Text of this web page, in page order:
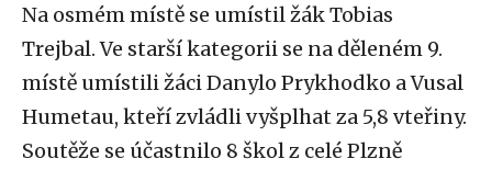
Na osmém místě se umístil žák Tobias
Trejbal. Ve starší kategorii se na děleném 9.
místě umístili žáci Danylo Prykhodko a Vusal
Humetau, kteří zvládli vyšplhat za 5,8 vteřiny.
Soutěže se účastnilo 8 škol z celé Plzně